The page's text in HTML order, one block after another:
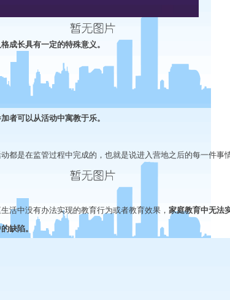
成长具有一定的特殊意义。
者可以从活动中寓教于乐。
都是在监管过程中完成的，也就是说进入营地之后的每一件事
活中没有办法实现的教育行为或者教育效果， 家庭教育中无法
缺陷。